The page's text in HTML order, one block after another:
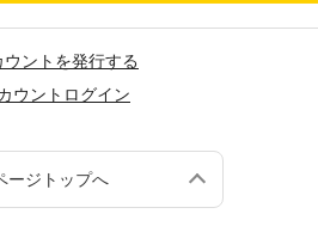
ウントを発行する
ウントログイン
ージトップへ